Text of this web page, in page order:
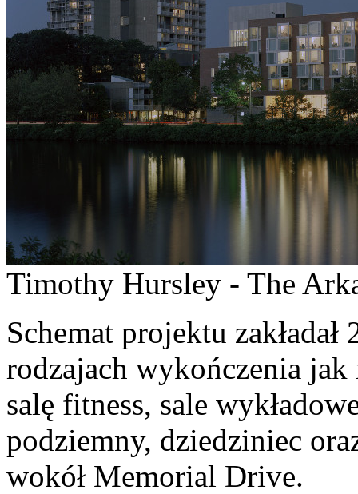
Timothy Hursley - The
Schemat projektu
rodzajach wykończenia
salę fitness, sale
podziemny, dziedziniec
wokół Memorial Drive.